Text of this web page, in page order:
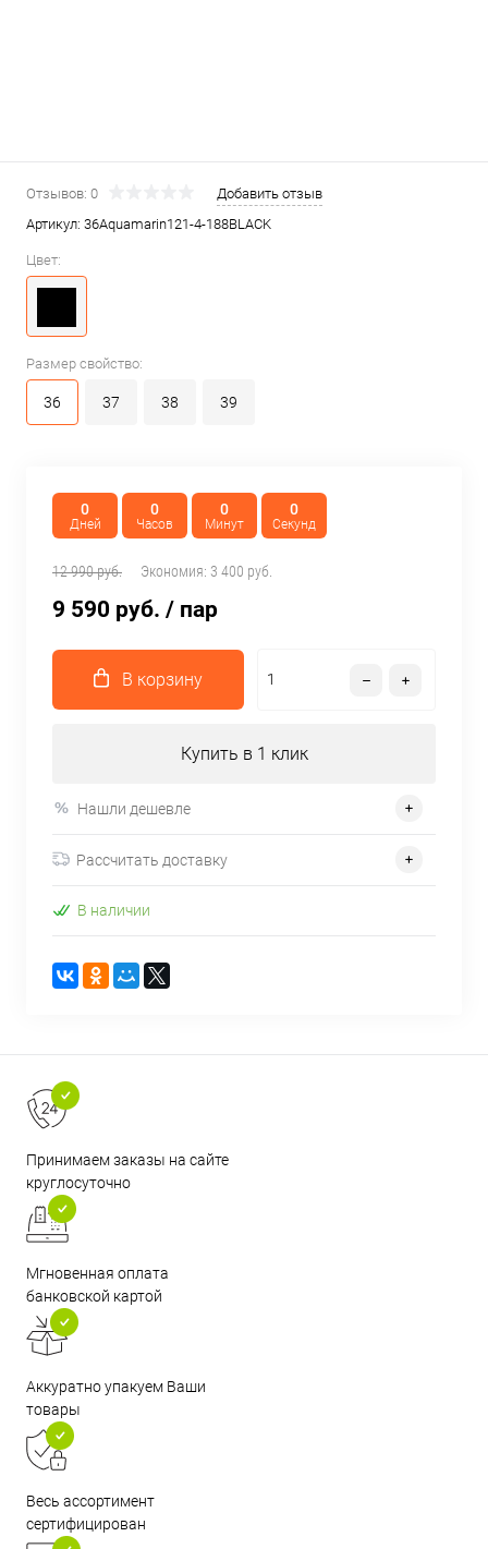
Отзывов: 0
Добавить отзыв
Артикул: 36Aquamarin121-4-188BLACK
Цвет:
Размер свойство:
36 37 38 39
0
Дней
0
Часов
0
Минут
0
Секунд
12 990 руб. Экономия: 3 400 руб.
9 590 руб. / пар
В корзину
Купить в 1 клик
Нашли дешевле
Рассчитать доставку
В наличии
Принимаем заказы на сайте
круглосуточно
Мгновенная оплата
банковской картой
Аккуратно упакуем Ваши
товары
Весь ассортимент
сертифицирован